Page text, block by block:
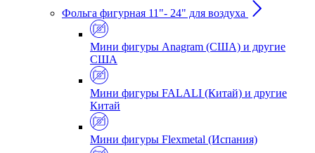
Фольга фигурная 11"- 24" для воздуха
Мини фигуры Anagram (США) и другие
США
Мини фигуры FALALI (Китай) и другие
Китай
Мини фигуры Flexmetal (Испания)